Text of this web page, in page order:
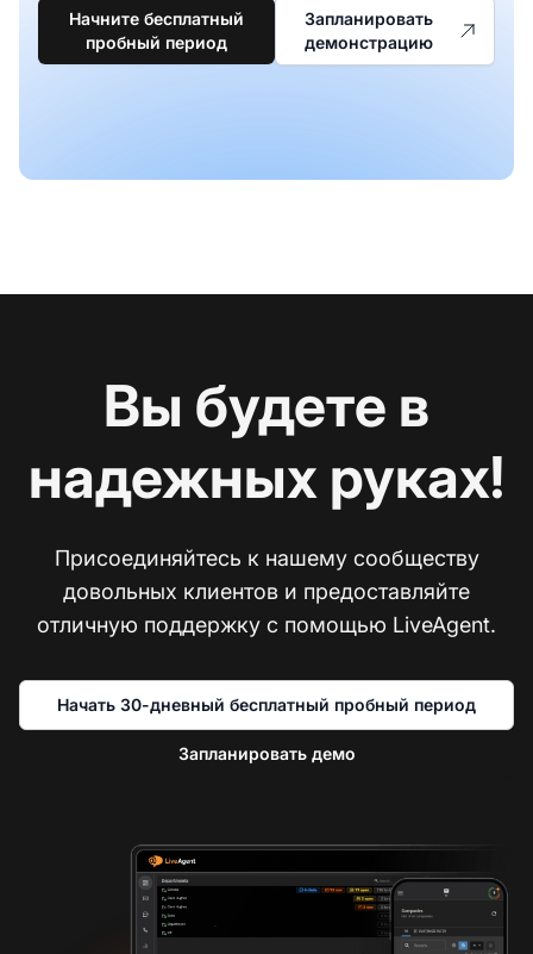
Начните бесплатный
пробный период
Запланировать
демонстрацию
Вы будете в
надежных руках!
Присоединяйтесь к нашему сообществу
довольных клиентов и предоставляйте
отличную поддержку с помощью LiveAgent.
Начать 30-дневный бесплатный пробный период
Запланировать демо